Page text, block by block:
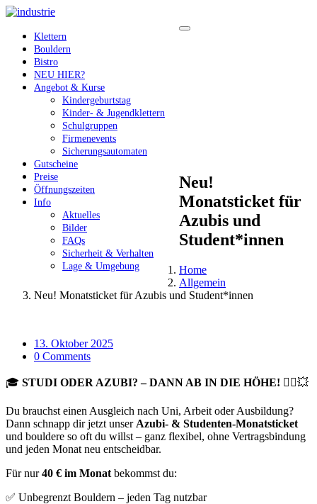
Klettern
Bouldern
Bistro
NEU HIER?
Angebot & Kurse
Kindergeburtstag
Kinder- & Jugendklettern
Schulgruppen
Firmenevents
Sicherungsautomaten
Gutscheine
Preise
Öffnungszeiten
Info
Aktuelles
Bilder
FAQs
Sicherheit & Verhalten
Lage & Umgebung
Neu!
Monatsticket für
Azubis und
Student*innen
Home
Allgemein
Neu! Monatsticket für Azubis und Student*innen
13. Oktober 2025
0 Comments
🎓 STUDI ODER AZUBI? – DANN AB IN DIE HÖHE! 🧗‍♀️💥
Du brauchst einen Ausgleich nach Uni, Arbeit oder Ausbildung?
Dann schnapp dir jetzt unser Azubi- & Studenten-Monatsticket
und bouldere so oft du willst – ganz flexibel, ohne Vertragsbindung
und jeden Monat neu entscheidbar.
Für nur40 € im Monat bekommst du:
✅ Unbegrenzt Bouldern – jeden Tag nutzbar